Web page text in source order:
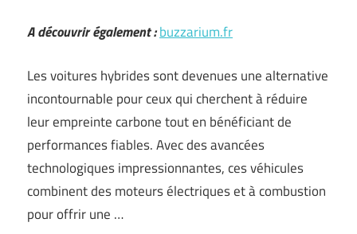
A découvrir également :buzzarium.fr
Les voitures hybrides sont devenues une alternative
incontournable pour ceux qui cherchent à réduire
leur empreinte carbone tout en bénéficiant de
performances fiables. Avec des avancées
technologiques impressionnantes, ces véhicules
combinent des moteurs électriques et à combustion
pour offrir une …